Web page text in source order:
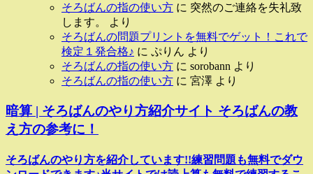
そろばんの指の使い方 に 突然のご連絡を失礼致
します。
より
そろばんの問題プリントを無料でゲット！これで
検定１発合格♪ に ぷりん より
そろばんの指の使い方 に sorobann より
そろばんの指の使い方 に 宮澤 より
暗算 | そろばんのやり方紹介サイト そろばんの教
え方の参考に！
そろばんのやり方を紹介しています!!練習問題も無料でダウ